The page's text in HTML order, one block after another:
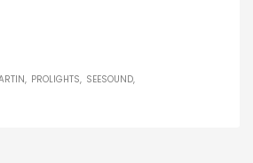
PROLIGHTS SEESOUND